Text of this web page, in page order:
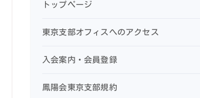
トップページ
東京支部オフィスへのアクセス
入会案内・会員登録
鳳陽会東京支部規約